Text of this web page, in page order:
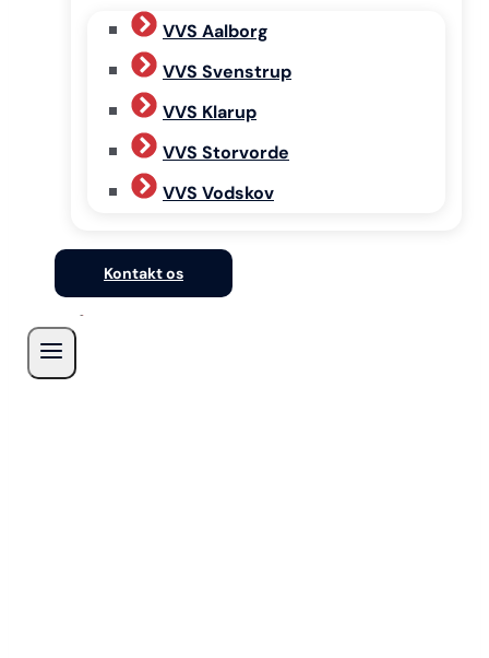
VVS Aalborg
VVS Svenstrup
VVS Klarup
VVS Storvorde
VVS Vodskov
Kontakt os